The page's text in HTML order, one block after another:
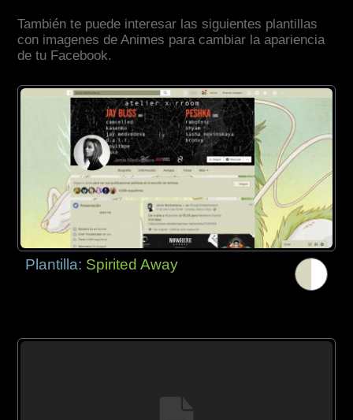
También te puede interesar las siguientes plantillas
con imagenes de Animes para cambiar la apariencia
de tu Facebook.
Plantilla: Spirited Away